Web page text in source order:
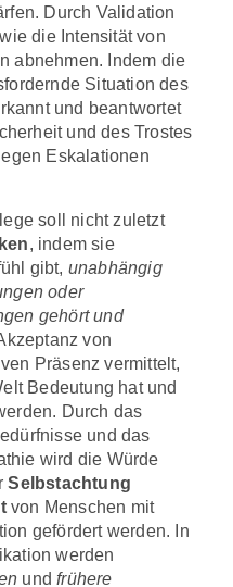
Durch Validation
die Intensität von
abnehmen. Indem die
Situation des
und beantwortet
und des Trostes
Eskalationen
soll nicht zuletzt
, indem sie
gibt, unabhängig
oder
gehört und
von
Präsenz vermittelt,
Bedeutung hat und
Durch das
und das
wird die Würde
Selbstachtung
von Menschen mit
gefördert werden. In
werden
undfrühere